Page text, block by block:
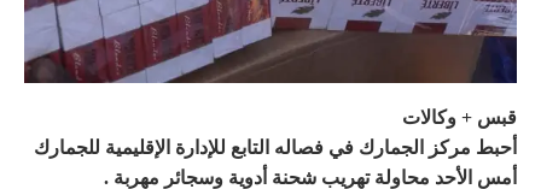
قبس + وكالات
أحبط مركز الجمارك في فصاله التابع للإدارة الإقليمية للجمارك
أمس الأحد محاولة تهريب شحنة أدوية وسجائر مهربة .